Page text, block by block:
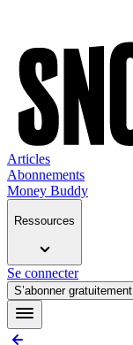
Articles
Abonnements
Money Buddy
Ressources
Se connecter
S’abonner gratuitement